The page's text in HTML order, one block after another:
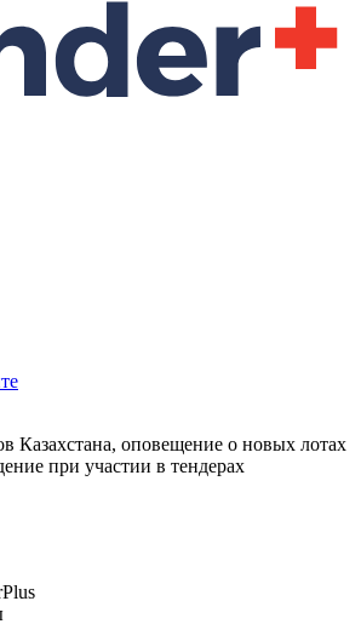
Казахстана, оповещение о новых лотах
при участии в тендерах